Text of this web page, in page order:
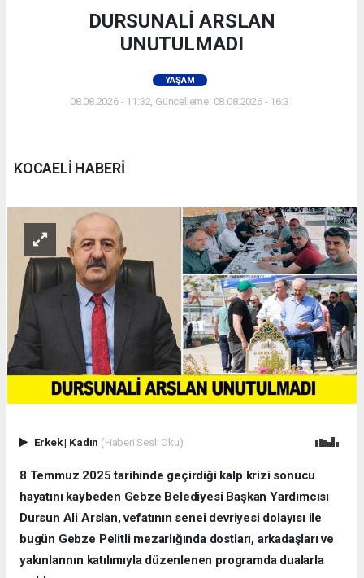
DURSUNALİ ARSLAN
UNUTULMADI
YAŞAM
08.08.2026 - 11:32, Güncelleme: 08.08.2026 - 16:31
KOCAELİ HABERİ
Erkek| Kadın (Haberi Sesli Oku)
8 Temmuz 2025 tarihinde geçirdiği kalp krizi sonucu
hayatını kaybeden Gebze Belediyesi Başkan Yardımcısı
Dursun Ali Arslan, vefatının senei devriyesi dolayısı ile
bugün Gebze Pelitli mezarlığında dostları, arkadaşları ve
yakınlarının katılımıyla düzenlenen programda dualarla